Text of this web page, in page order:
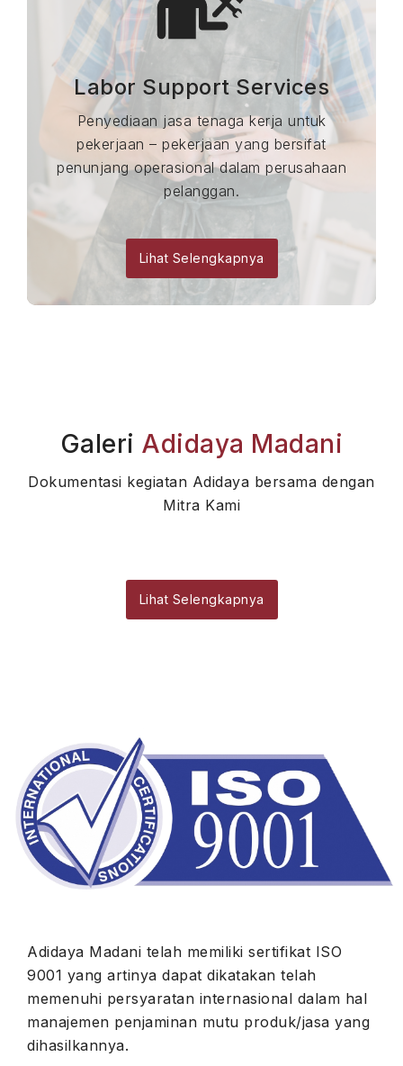
Labor Support Services
Penyediaan jasa tenaga kerja untuk
pekerjaan – pekerjaan yang bersifat
penunjang operasional dalam perusahaan
pelanggan.
Lihat Selengkapnya
Galeri Adidaya Madani
Dokumentasi kegiatan Adidaya bersama dengan
Mitra Kami
Lihat Selengkapnya
Adidaya Madani telah memiliki sertifikat ISO
9001 yang artinya dapat dikatakan telah
memenuhi persyaratan internasional dalam hal
manajemen penjaminan mutu produk/jasa yang
dihasilkannya.